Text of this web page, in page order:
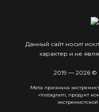
Данный сайт носит
характер и не
2019 — 2026
Meta признана
«Instagram, продукт